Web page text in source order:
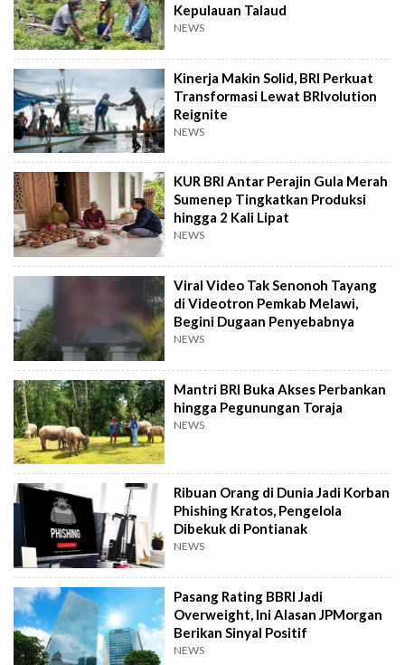
Kepulauan Talaud
NEWS
Kinerja Makin Solid, BRI Perkuat
Transformasi Lewat BRIvolution
Reignite
NEWS
KUR BRI Antar Perajin Gula Merah
Sumenep Tingkatkan Produksi
hingga 2 Kali Lipat
NEWS
Viral Video Tak Senonoh Tayang
di Videotron Pemkab Melawi,
Begini Dugaan Penyebabnya
NEWS
Mantri BRI Buka Akses Perbankan
hingga Pegunungan Toraja
NEWS
Ribuan Orang di Dunia Jadi Korban
Phishing Kratos, Pengelola
Dibekuk di Pontianak
NEWS
Pasang Rating BBRI Jadi
Overweight, Ini Alasan JPMorgan
Berikan Sinyal Positif
NEWS